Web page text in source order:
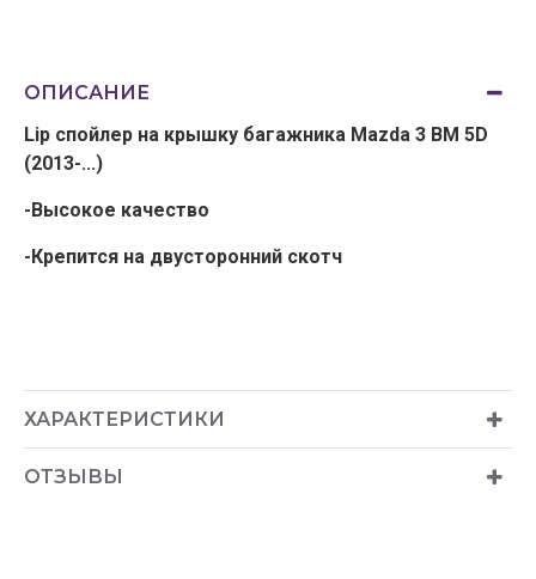
ОПИСАНИЕ
Lip спойлер на крышку багажника Mazda 3 BM 5D
(2013-...)
-Высокое качество
-Крепится на двусторонний скотч
ХАРАКТЕРИСТИКИ
ОТЗЫВЫ